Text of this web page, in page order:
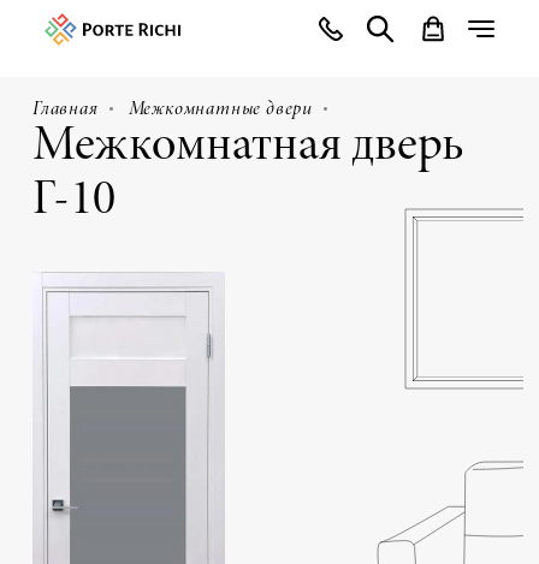
Главная Межкомнатные двери
Межкомнатная дверь
Г-10